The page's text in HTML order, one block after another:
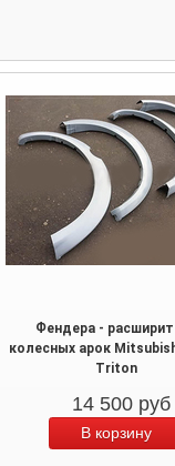
Фендера -
колесных арок
Triton
14 500 руб